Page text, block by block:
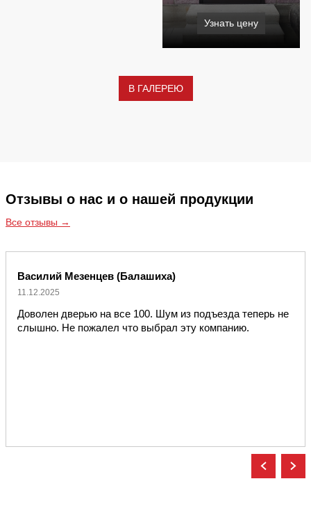
Узнать цену
В ГАЛЕРЕЮ
Отзывы о нас и о нашей продукции
Все отзывы →
Василий Мезенцев (Балашиха)
11.12.2025
Доволен дверью на все 100. Шум из подъезда теперь не
слышно. Не пожалел что выбрал эту компанию.